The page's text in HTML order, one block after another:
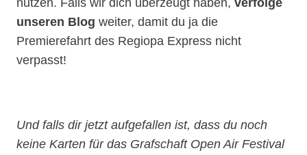
nutzen. Falls wir dich überzeugt haben, verfolge
unseren Blog weiter, damit du ja die
Premierefahrt des Regiopa Express nicht
verpasst!
Und falls dir jetzt aufgefallen ist, dass du noch
keine Karten für das Grafschaft Open Air Festival